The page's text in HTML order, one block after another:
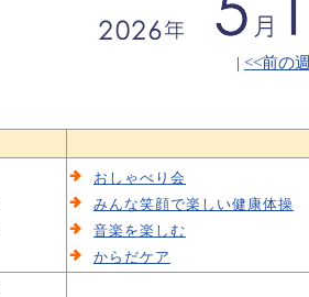
| <<前の
おしゃべり会
みんな笑顔で楽しい健康体操
音楽を楽しむ
からだケア